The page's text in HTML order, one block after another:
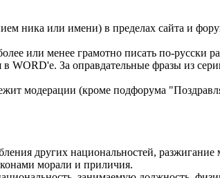
ника или имени) в пределах сайта и
или менее грамотно писать по-русски
WORD'e. За оправдательные фразы из
модерации (кроме подфорума
других национальностей,
морали и приличия.